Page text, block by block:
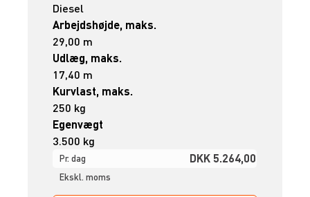
Diesel
Arbejdshøjde, maks.
29,00 m
Udlæg, maks.
17,40 m
Kurvlast, maks.
250 kg
Egenvægt
3.500 kg
Pr. dag DKK 5.264,00
Ekskl. moms